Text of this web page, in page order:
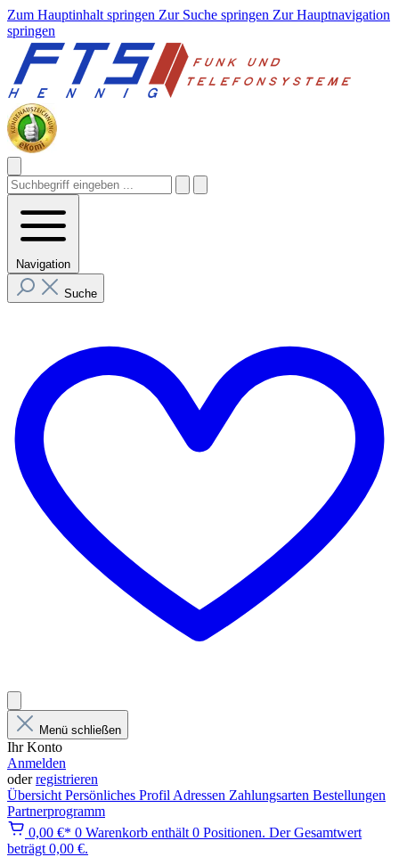
Zum Hauptinhalt springen Zur Suche springen Zur Hauptnavigation
springen
Navigation
Suche
Menü schließen
Ihr Konto
Anmelden
oderregistrieren
Übersicht Persönliches Profil Adressen Zahlungsarten Bestellungen
Partnerprogramm
0,00 €* 0 Warenkorb enthält 0 Positionen. Der Gesamtwert
beträgt 0,00 €.